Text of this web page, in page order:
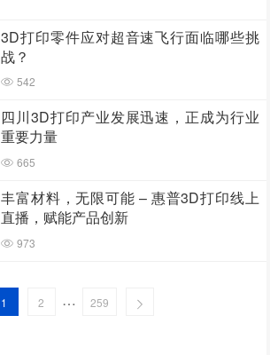
3D打印零件应对超音速飞行面临哪些挑
战？
542
四川3D打印产业发展迅速，正成为行业
重要力量
665
丰富材料，无限可能 – 惠普3D打印线上
直播，赋能产品创新
973
1 2 … 259